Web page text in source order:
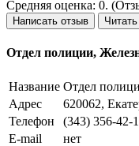
Средняя оценка: 0.
Написать отзыв
Отдел полиции,
Название Отдел
Адрес
620062,
Телефон
(343) 356-42-
E-mail
нет